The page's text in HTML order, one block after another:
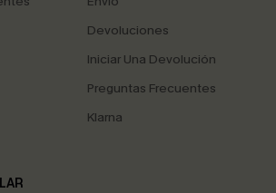
Devoluciones
Iniciar Una Devolución
Preguntas Frecuentes
Klarna